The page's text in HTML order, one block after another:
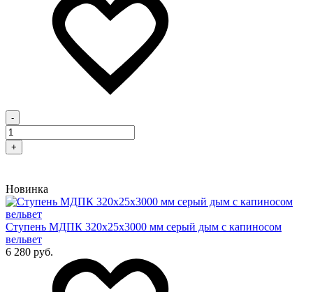
-
+
Новинка
Cтупень МДПК 320х25х3000 мм серый дым с капиносом
вельвет
6 280 руб.